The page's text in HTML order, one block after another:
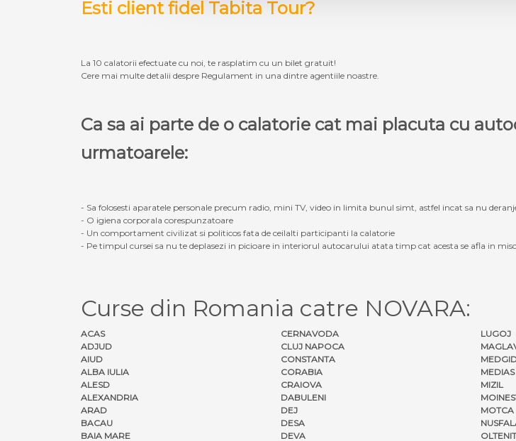
Esti client fidel Tabita Tour?
La 10 calatorii efectuate cu noi, te rasplatim cu un bilet gratuit!
Cere mai multe detalii despre Regulament in una dintre agentiile noastre.
Ca sa ai parte de o calatorie cat mai placuta cu
urmatoarele:
- Sa folosesti aparatele personale precum radio, mini TV, video in limita bunul simt, astfel incat sa nu
- O igiena corporala corespunzatoare
- Un comportament civilizat si politicos fata de ceilalti participanti la calatorie
- Pe timpul cursei sa nu te deplasezi in picioare in interiorul autocarului atata timp cat acesta se afla in
Curse din Romania catre NOVARA:
ACAS
ADJUD
AIUD
ALBA IULIA
ALESD
ALEXANDRIA
ARAD
BACAU
BAIA MARE
CERNAVODA
CLUJ NAPOCA
CONSTANTA
CORABIA
CRAIOVA
DABULENI
DEJ
DESA
DEVA
LUGOJ
MEDIAS
MIZIL
MOTCA